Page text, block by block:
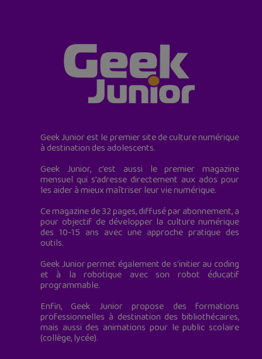
Geek Junior est le premier site de culture numérique
à destination des adolescents.
Geek Junior, c’est aussi le premier magazine
mensuel qui s’adresse directement aux ados pour
les aider à mieux maîtriser leur vie numérique.
Ce magazine de 32 pages, diffusé par abonnement, a
pour objectif de développer la culture numérique
des 10-15 ans avec une approche pratique des
outils.
Geek Junior permet également de s'initier au coding
et à la robotique avec son robot éducatif
programmable.
Enfin, Geek Junior propose des formations
professionnelles à destination des bibliothécaires,
mais aussi des animations pour le public scolaire
(collège, lycée).